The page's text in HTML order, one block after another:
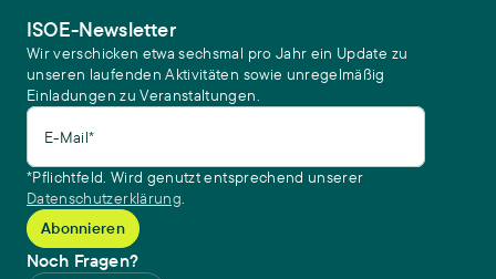
ISOE-Newsletter
Wir verschicken etwa sechsmal pro Jahr ein Update zu
unseren laufenden Aktivitäten sowie unregelmäßig
Einladungen zu Veranstaltungen.
E-Mail*
*Pflichtfeld. Wird genutzt entsprechend unserer
Datenschutzerklärung.
Noch Fragen?